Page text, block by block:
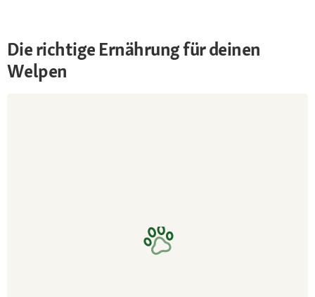
Die richtige Ernährung für deinen
Welpen